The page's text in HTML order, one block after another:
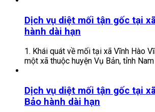
Dịch vụ diệt mối tận gốc tại
hành dài hạn
1. Khái quát về mối tại xã Vĩnh Hào
một xã thuộc huyện Vụ Bản, tỉnh
Dịch vụ diệt mối tận gốc tại
Bảo hành dài hạn